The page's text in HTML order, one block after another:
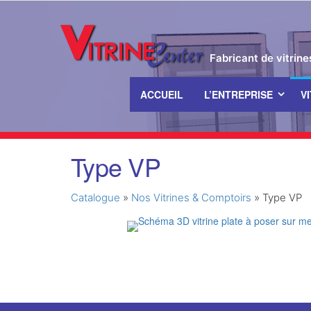
Fabricant de
ACCUEIL L’ENTREPRISE
Type VP
Catalogue » Nos Vitrines & Comptoirs » Type VP